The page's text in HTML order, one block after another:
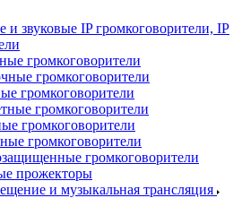
и звуковые IP громкоговорители, IP
громкоговорители
громкоговорители
громкоговорители
громкоговорители
громкоговорители
громкоговорители
громкоговорители
прожекторы
и музыкальная трансляция